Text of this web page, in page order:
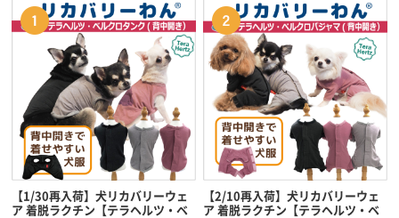
【1/30再入荷】犬リカバリーウェ
ア 着脱ラクチン【テラヘルツ・ベ
【2/10再入荷】犬リカバリーウェ
ア 着脱ラクチン【テラヘルツ・ベ